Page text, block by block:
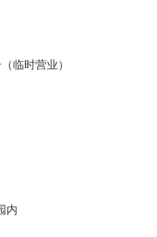
临时营业）
内